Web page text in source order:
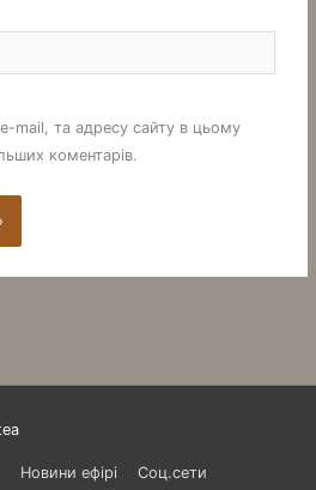
mail, та адресу сайту в цьому
коментарів.
Новини ефірі Соц.сети